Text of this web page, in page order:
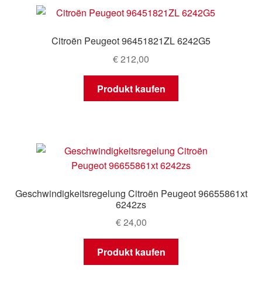
Warenkorb
Citroën Peugeot 96451821ZL 6242G5
€212,00
Produkt kaufen
Geschwindigkeitsregelung Citroën Peugeot 96655861xt
6242zs
€24,00
Produkt kaufen